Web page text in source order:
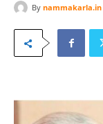
By nammakarla.in